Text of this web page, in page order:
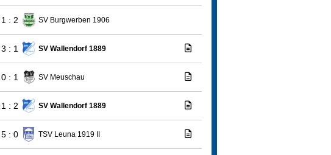
1 : 2 SV Burgwerben 1906
3 : 1 SV Wallendorf 1889
0 : 1 SV Meuschau
1 : 2 SV Wallendorf 1889
5 : 0 TSV Leuna 1919 II